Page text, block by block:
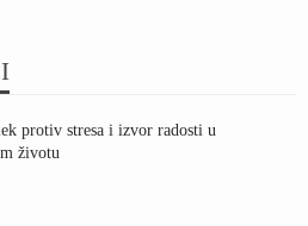
protiv stresa i izvor radosti u
životu